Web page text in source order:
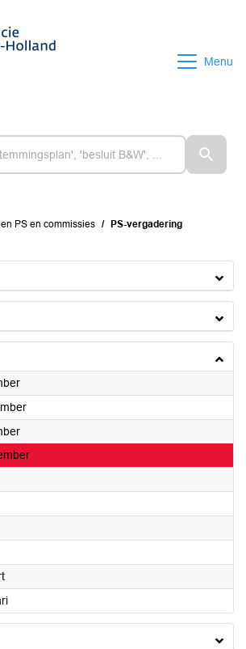
pagina
Menu
PS en commissies PS-vergadering
2025
2025
2025
2025
2025
2025